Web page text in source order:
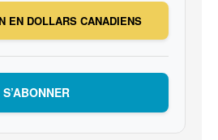
EN DOLLARS CANADIENS
S’ABONNER